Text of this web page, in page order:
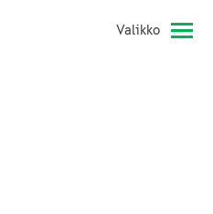
Valikko